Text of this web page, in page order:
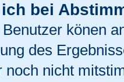
bei
könen
des
noch nicht